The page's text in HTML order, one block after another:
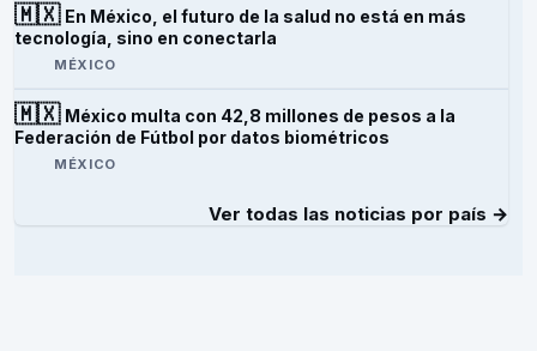
🇲🇽 En México, el futuro de la salud no está en más
tecnología, sino en conectarla
MÉXICO
🇲🇽 México multa con 42,8 millones de pesos a la
Federación de Fútbol por datos biométricos
MÉXICO
Ver todas las noticias por país →